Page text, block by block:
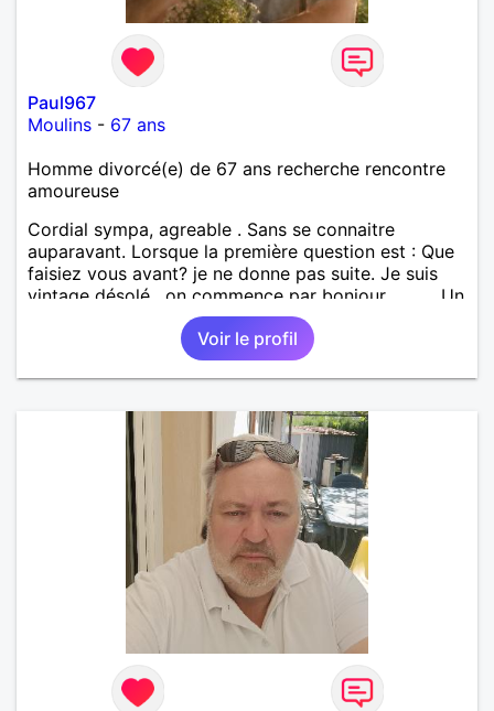
Paul967
Moulins - 67 ans
Homme divorcé(e) de 67 ans recherche rencontre
amoureuse
Cordial sympa, agreable . Sans se connaitre
auparavant. Lorsque la première question est : Que
faisiez vous avant? je ne donne pas suite. Je suis
vintage désolé , on commence par bonjour .......... Un
minimum ...... Je ne suis pas docteur , banquier,
psycholoque , philantrope, mécène.
Voir le profil